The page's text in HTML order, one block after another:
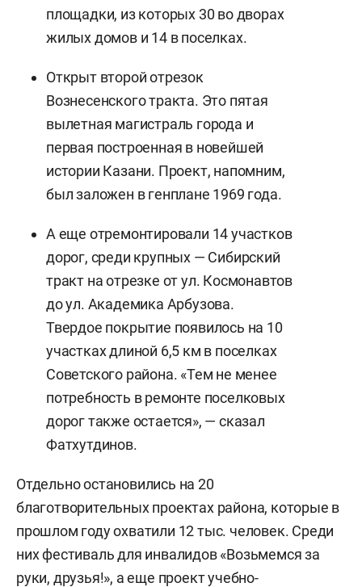
площадки, из которых 30 во дворах
жилых домов и 14 в поселках.
Открыт второй отрезок
Вознесенского тракта. Это пятая
вылетная магистраль города и
первая построенная в новейшей
истории Казани. Проект, напомним,
был заложен в генплане 1969 года.
А еще отремонтировали 14 участков
дорог, среди крупных — Сибирский
тракт на отрезке от ул. Космонавтов
до ул. Академика Арбузова.
Твердое покрытие появилось на 10
участках длиной 6,5 км в поселках
Советского района. «Тем не менее
потребность в ремонте поселковых
дорог также остается», — сказал
Фатхутдинов.
Отдельно остановились на 20
благотворительных проектах района, которые в
прошлом году охватили 12 тыс. человек. Среди
них фестиваль для инвалидов «Возьмемся за
руки, друзья!», а еще проект учебно-